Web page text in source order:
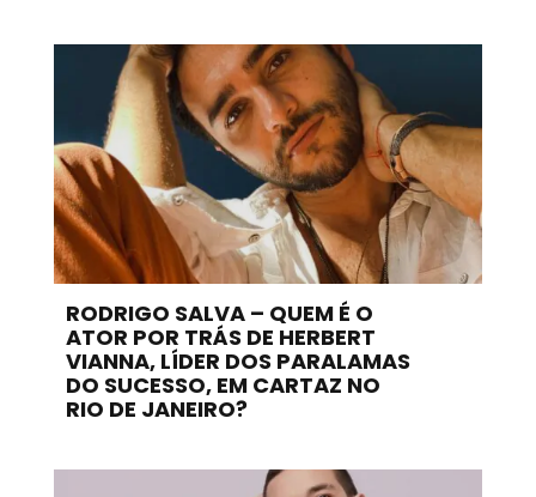
RODRIGO SALVA – QUEM É O
ATOR POR TRÁS DE HERBERT
VIANNA, LÍDER DOS PARALAMAS
DO SUCESSO, EM CARTAZ NO
RIO DE JANEIRO?